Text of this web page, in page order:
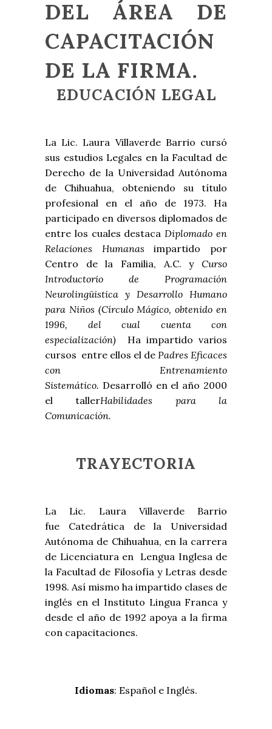
DEL ÁREA DE
CAPACITACIÓN
DE LA FIRMA.
EDUCACIÓN LEGAL
La Lic. Laura Villaverde Barrio cursó
sus estudios Legales en la Facultad de
Derecho de la Universidad Autónoma
de Chihuahua, obteniendo su título
profesional en el año de 1973. Ha
participado en diversos diplomados de
entre los cuales destacaDiplomado en
Relaciones Humanas impartido por
Centro de la Familia, A.C. y Curso
Introductorio de Programación
Neurolingüistica y Desarrollo Humano
para Niños (Círculo Mágico, obtenido en
1996, del cual cuenta con
especialización)
Ha impartido varios
cursos entre ellos el de Padres Eficaces
con Entrenamiento
Sistemático. Desarrolló en el año 2000
el tallerHabilidades para la
Comunicación.
TRAYECTORIA
La Lic. Laura Villaverde Barrio
fue Catedrática de la Universidad
Autónoma de Chihuahua, en la carrera
de Licenciatura en Lengua Inglesa de
la Facultad de Filosofía y Letras desde
1998. Así mismo ha impartido clases de
inglés en el Instituto Lingua Franca y
desde el año de 1992 apoya a la firma
con capacitaciones.
Idiomas: Español e Inglés.